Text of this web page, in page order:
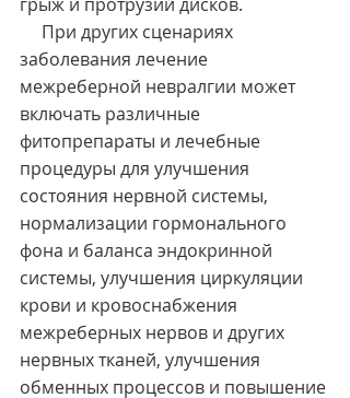
заболевания лечение
межреберной невралгии может
включать различные
фитопрепараты и лечебные
процедуры для улучшения
состояния нервной системы,
нормализации гормонального
фона и баланса эндокринной
системы, улучшения циркуляции
крови и кровоснабжения
межреберных нервов и других
нервных тканей, улучшения
обменных процессов и повышение